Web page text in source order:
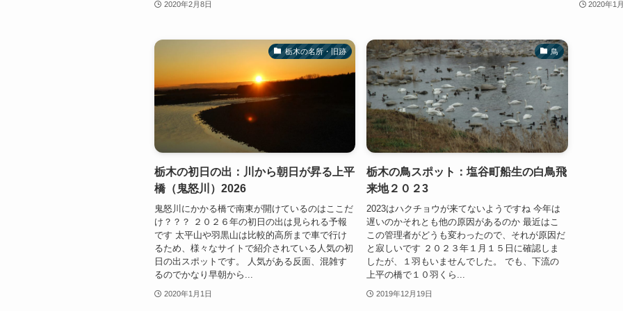
2020年2月8日 2020年1
栃木の名所・旧跡
栃木の初日の出：川から朝日が昇る上平
橋（鬼怒川）2026
鬼怒川にかかる橋で南東が開けているのはここだ
け？？？ ２０２６年の初日の出は見られる予報
です 太平山や羽黒山は比較的高所まで車で行け
るため、様々なサイトで紹介されている人気の初
日の出スポットです。 人気がある反面、混雑す
るのでかなり早朝から...
2020年1月1日
鳥
栃木の鳥スポット：塩谷町船生の白鳥飛
来地２０２3
2023はハクチョウが来てないようですね 今年は
遅いのかそれとも他の原因があるのか 最近はこ
この管理者がどうも変わったので、それが原因だ
と寂しいです ２０２３年１月１５日に確認しま
したが、１羽もいませんでした。 でも、下流の
上平の橋で１０羽くら...
2019年12月19日